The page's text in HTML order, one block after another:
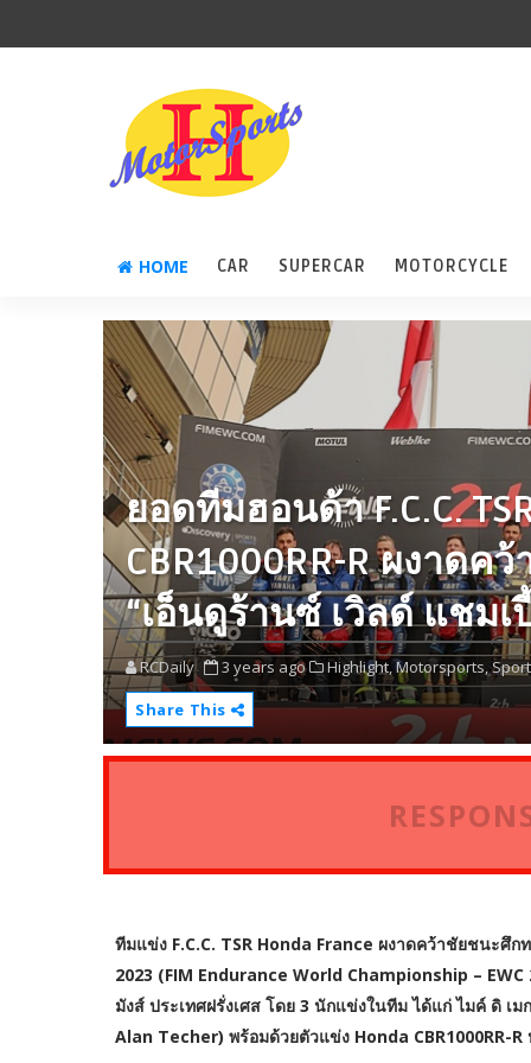
HOME CAR SUPERCAR MOTORCYCLE
ยอดทีมฮอนด้า F.C.C.
CBR1000RR-R ผงาด
“เอ็นดูร้านซ์ เวิลด์ แชมเ
RCDaily 3 years ago Highlight,Motorsports,
Share This
ทีมแข่ง F.C.C. TSR Honda France ผงาดคว้าชัยชนะศึ
2023 (FIM Endurance World Championship –
มังส์ ประเทศฝรั่งเศส โดย 3 นักแข่งในทีม ได้แก่ ไมค์ ดิ
Alan Techer) พร้อมด้วยตัวแข่ง Honda CBR1000RR-R